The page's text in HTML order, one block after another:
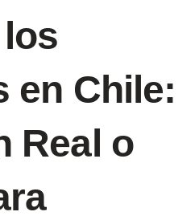
en Chile:
Real o